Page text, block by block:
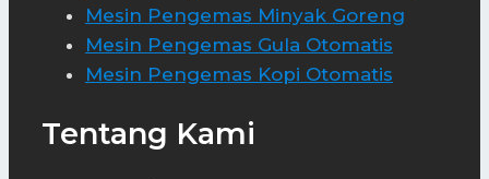
Mesin Pengemas Minyak Goreng
Mesin Pengemas Gula Otomatis
Mesin Pengemas Kopi Otomatis
Tentang Kami